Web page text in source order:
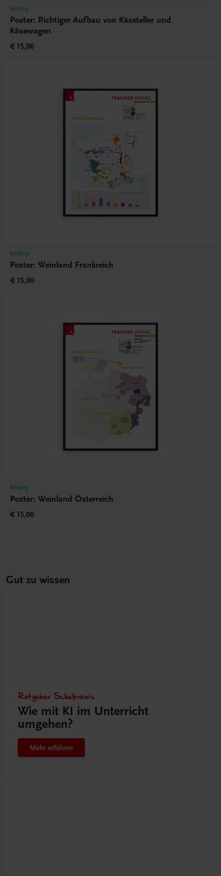
Bildung
Poster: Richtiger Aufbau von Käseteller und
Käsewagen
€ 15,00
Bildung
Poster: Weinland Frankreich
€ 15,00
Bildung
Poster: Weinland Österreich
€ 15,00
Gut zu wissen
Ratgeber Schulpraxis
Wie mit KI im Unterricht
umgehen?
Mehr erfahren